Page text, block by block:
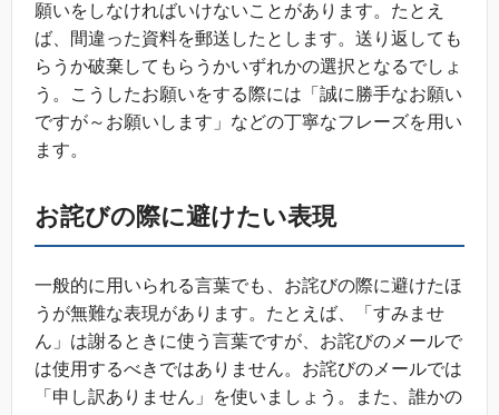
願いをしなければいけないことがあります。たとえ
ば、間違った資料を郵送したとします。送り返しても
らうか破棄してもらうかいずれかの選択となるでしょ
う。こうしたお願いをする際には「誠に勝手なお願い
ですが～お願いします」などの丁寧なフレーズを用い
ます。
お詫びの際に避けたい表現
一般的に用いられる言葉でも、お詫びの際に避けたほ
うが無難な表現があります。たとえば、「すみませ
ん」は謝るときに使う言葉ですが、お詫びのメールで
は使用するべきではありません。お詫びのメールでは
「申し訳ありません」を使いましょう。また、誰かの